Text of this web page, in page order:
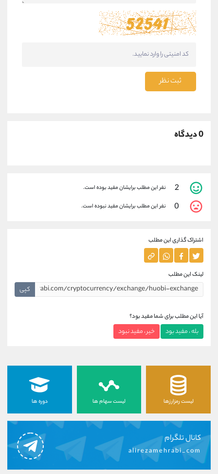
ثبت نظر
0 دیدگاه
2 نفر این مطلب برایشان مفید بوده است.
0 نفر این مطلب برایشان مفید نبوده است.
اشتراک گذاری این مطلب
لینک این مطلب
کپی
آیا این مطلب برای شما مفید بود؟
بله ، مفید بود خیر ، مفید نبود
لیست رمزارزها لیست سهام ها دوره ها
کانال تلگرام
alirezamehrabi_com